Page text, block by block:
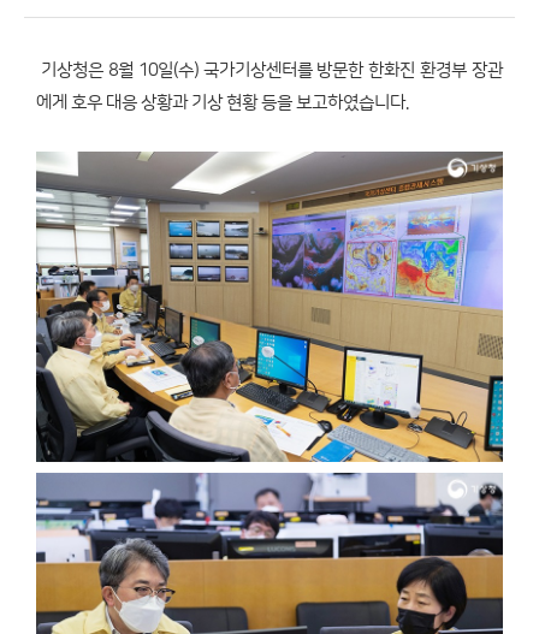
기상청은 8월 10일(수) 국가기상센터를 방문한 한화진 환경부 장관
에게 호우 대응 상황과 기상 현황 등을 보고하였습니다.